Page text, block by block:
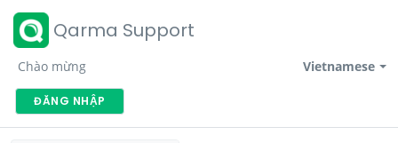
Qarma Support
Vietnamese
Chào mừng
ĐĂNG NHẬP